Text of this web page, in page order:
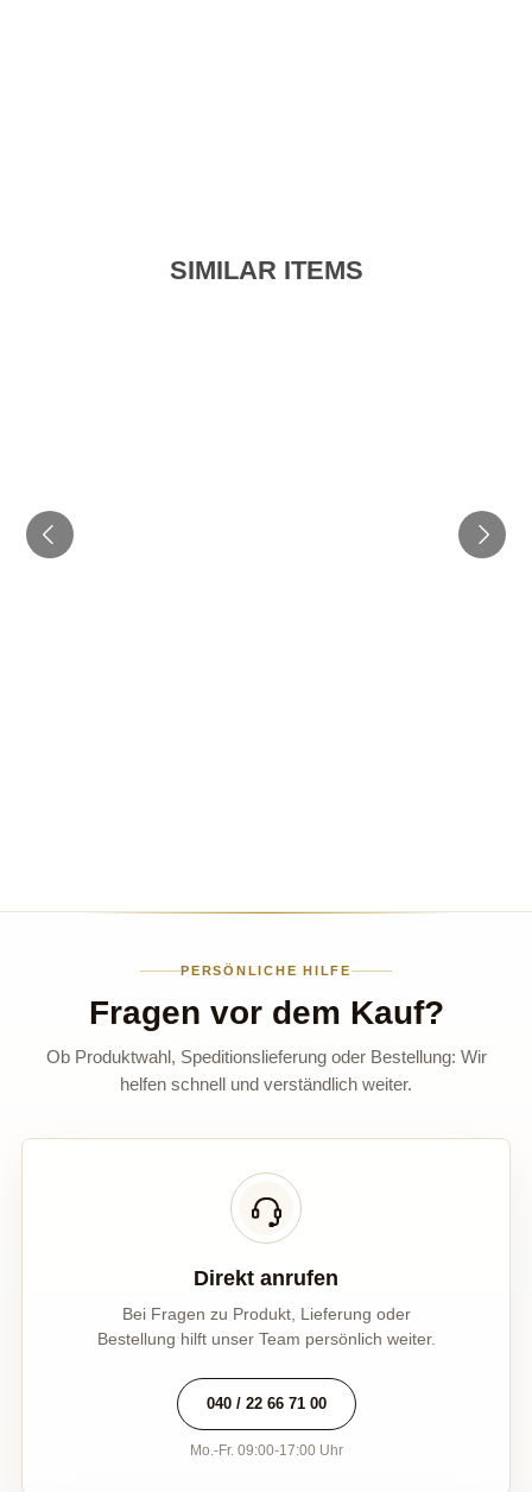
SIMILAR ITEMS
PERSÖNLICHE HILFE
Fragen vor dem Kauf?
Ob Produktwahl, Speditionslieferung oder Bestellung: Wir
helfen schnell und verständlich weiter.
Direkt anrufen
Bei Fragen zu Produkt, Lieferung oder
Bestellung hilft unser Team persönlich weiter.
040 / 22 66 71 00
Mo.-Fr. 09:00-17:00 Uhr